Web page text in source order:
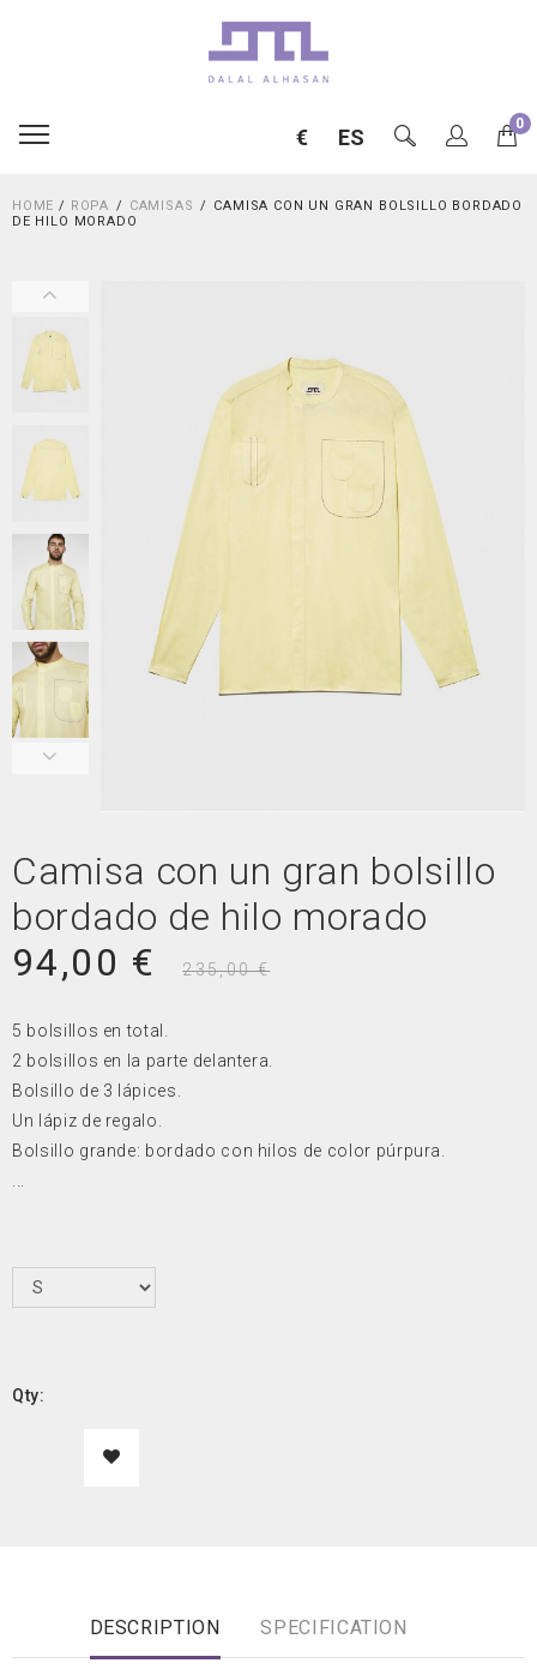
0
ES
€
HOME / ROPA CAMISAS
CAMISA CON UN GRAN BOLSILLO BORDADO
DE HILO MORADO
Camisa con un gran bolsillo
bordado de hilo morado
94,00 €
235,00 €
5 bolsillos en total.
2 bolsillos en la parte delantera.
Bolsillo de 3 lápices.
Un lápiz de regalo.
Bolsillo grande: bordado con hilos de color púrpura.
Qty:
DESCRIPTION SPECIFICATION